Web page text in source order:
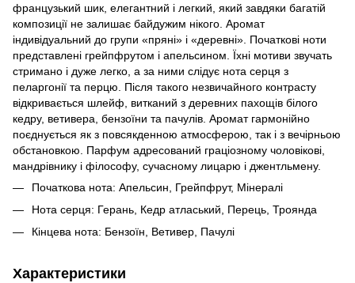
французький шик, елегантний і легкий, який завдяки багатій
композиції не залишає байдужим нікого. Аромат
індивідуальний до групи «пряні» і «деревні». Початкові ноти
представлені грейпфрутом і апельсином. Їхні мотиви звучать
стримано і дуже легко, а за ними слідує нота серця з
пеларгонії та перцю. Після такого незвичайного контрасту
відкривається шлейф, витканий з деревних пахощів білого
кедру, ветивера, бензоїни та пачулів. Аромат гармонійно
поєднується як з повсякденною атмосферою, так і з вечірньою
обстановкою. Парфум адресований граціозному чоловікові,
мандрівнику і філософу, сучасному лицарю і джентльмену.
Початкова нота: Апельсин, Грейпфрут, Мінералі
Нота серця: Герань, Кедр атласький, Перець, Троянда
Кінцева нота: Бензоїн, Ветивер, Пачулі
Характеристики